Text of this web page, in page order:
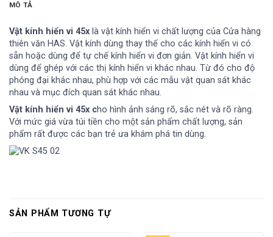
MÔ TẢ
Vật kính hiển vi 45x là vật kính hiển vi chất lượng của Cửa hàng
thiên văn HAS. Vật kính dùng thay thế cho các kính hiển vi có
sẵn hoặc dùng để tự chế kính hiển vi đơn giản. Vật kính hiển vi
dùng để ghép với các thị kính hiển vi khác nhau. Từ đó cho độ
phóng đại khác nhau, phù hợp với các mẫu vật quan sát khác
nhau và mục đích quan sát khác nhau.
Vật kính hiển vi 45x cho hình ảnh sáng rõ, sắc nét và rõ ràng.
Với mức giá vừa túi tiền cho một sản phẩm chất lượng, sản
phẩm rất được các bạn trẻ ưa khám phá tin dùng.
SẢN PHẨM TƯƠNG TỰ